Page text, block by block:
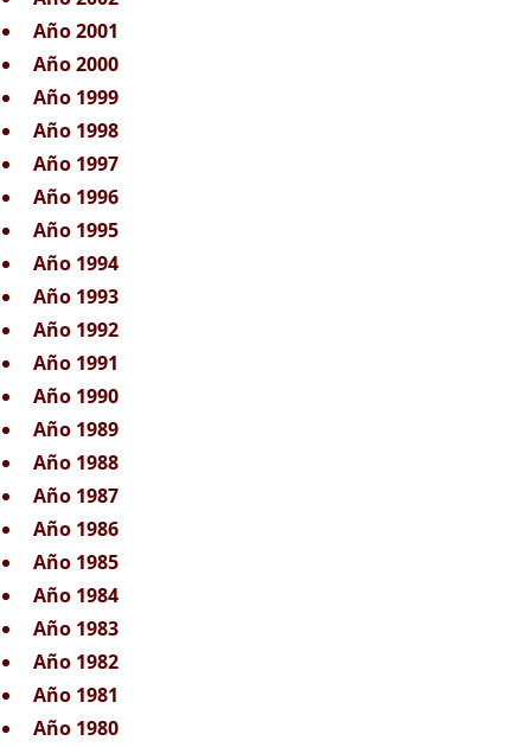
Año 2001
Año 2000
Año 1999
Año 1998
Año 1997
Año 1996
Año 1995
Año 1994
Año 1993
Año 1992
Año 1991
Año 1990
Año 1989
Año 1988
Año 1987
Año 1986
Año 1985
Año 1984
Año 1983
Año 1982
Año 1981
Año 1980